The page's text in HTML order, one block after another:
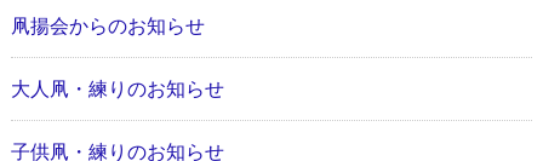
凧揚会からのお知らせ
大人凧・練りのお知らせ
子供凧・練りのお知らせ